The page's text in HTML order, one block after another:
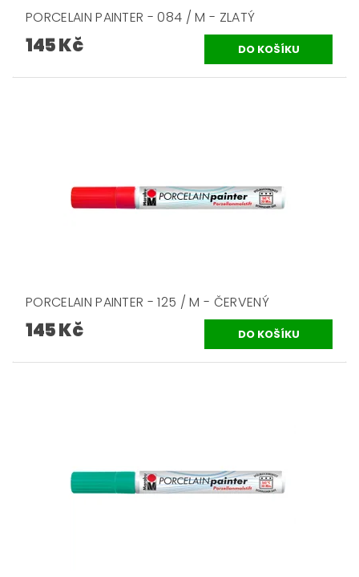
PORCELAIN PAINTER - 084 / M - ZLATÝ
145 Kč
PORCELAIN PAINTER - 125 / M - ČERVENÝ
145 Kč